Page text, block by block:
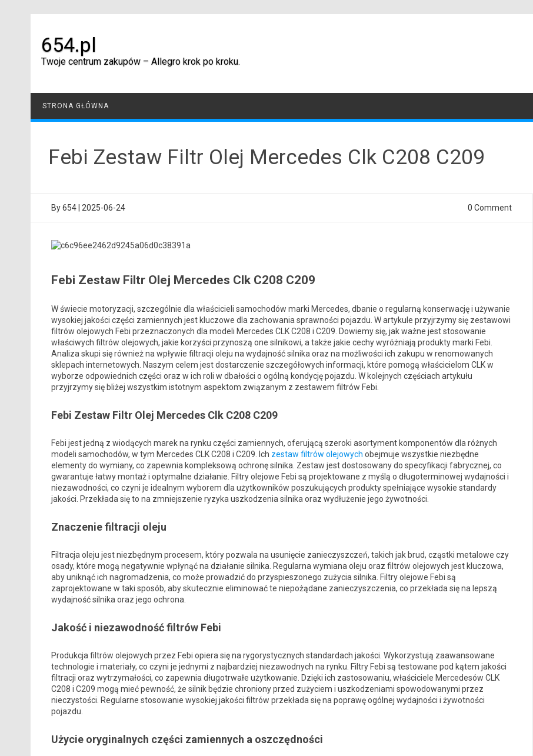
654.pl
Twoje centrum zakupów – Allegro krok po kroku.
STRONA GŁÓWNA
Febi Zestaw Filtr Olej Mercedes Clk C208 C209
By654 2025-06-24 0 Comment
Febi Zestaw Filtr Olej Mercedes Clk C208 C209
W świecie motoryzacji, szczególnie dla właścicieli samochodów marki Mercedes, dbanie o regularną konserwację i używanie
wysokiej jakości części zamiennych jest kluczowe dla zachowania sprawności pojazdu. W artykule przyjrzymy się zestawowi
filtrów olejowych Febi przeznaczonych dla modeli Mercedes CLK C208 i C209. Dowiemy się, jak ważne jest stosowanie
właściwych filtrów olejowych, jakie korzyści przynoszą one silnikowi, a także jakie cechy wyróżniają produkty marki Febi.
Analiza skupi się również na wpływie filtracji oleju na wydajność silnika oraz na możliwości ich zakupu w renomowanych
sklepach internetowych. Naszym celem jest dostarczenie szczegółowych informacji, które pomogą właścicielom CLK w
wyborze odpowiednich części oraz w ich roli w dbałości o ogólną kondycję pojazdu. W kolejnych częściach artykułu
przyjrzymy się bliżej wszystkim istotnym aspektom związanym z zestawem filtrów Febi.
Febi Zestaw Filtr Olej Mercedes Clk C208 C209
Febi jest jedną z wiodących marek na rynku części zamiennych, oferującą szeroki asortyment komponentów dla różnych
modeli samochodów, w tym Mercedes CLK C208 i C209. Ich zestaw filtrów olejowych obejmuje wszystkie niezbędne
elementy do wymiany, co zapewnia kompleksową ochronę silnika. Zestaw jest dostosowany do specyfikacji fabrycznej, co
gwarantuje łatwy montaż i optymalne działanie. Filtry olejowe Febi są projektowane z myślą o długoterminowej wydajności i
niezawodności, co czyni je idealnym wyborem dla użytkowników poszukujących produkty spełniające wysokie standardy
jakości. Przekłada się to na zmniejszenie ryzyka uszkodzenia silnika oraz wydłużenie jego żywotności.
Znaczenie filtracji oleju
Filtracja oleju jest niezbędnym procesem, który pozwala na usunięcie zanieczyszczeń, takich jak brud, cząstki metalowe czy
osady, które mogą negatywnie wpłynąć na działanie silnika. Regularna wymiana oleju oraz filtrów olejowych jest kluczowa,
aby uniknąć ich nagromadzenia, co może prowadzić do przyspieszonego zużycia silnika. Filtry olejowe Febi są
zaprojektowane w taki sposób, aby skutecznie eliminować te niepożądane zanieczyszczenia, co przekłada się na lepszą
wydajność silnika oraz jego ochrona.
Jakość i niezawodność filtrów Febi
Produkcja filtrów olejowych przez Febi opiera się na rygorystycznych standardach jakości. Wykorzystują zaawansowane
technologie i materiały, co czyni je jednymi z najbardziej niezawodnych na rynku. Filtry Febi są testowane pod kątem jakości
filtracji oraz wytrzymałości, co zapewnia długotrwałe użytkowanie. Dzięki ich zastosowaniu, właściciele Mercedesów CLK
C208 i C209 mogą mieć pewność, że silnik będzie chroniony przed zużyciem i uszkodzeniami spowodowanymi przez
nieczystości. Regularne stosowanie wysokiej jakości filtrów przekłada się na poprawę ogólnej wydajności i żywotności
pojazdu.
Użycie oryginalnych części zamiennych a oszczędności